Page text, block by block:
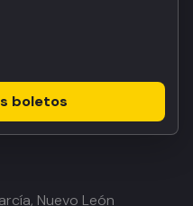
boletos
Nuevo León